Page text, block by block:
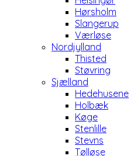
Hørsholm
Slangerup
Værløse
Nordjylland
Thisted
Støvring
Sjælland
Hedehusene
Holbæk
Køge
Stenlille
Stevns
Tølløse